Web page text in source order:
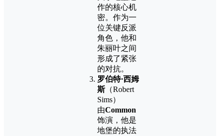
作的核心机
密。作为一
位关键反派
角色，他和
朱丽叶之间
形成了紧张
的对抗。
罗伯特·西姆
斯（Robert
Sims）
由Common
饰演，他是
地堡的执法